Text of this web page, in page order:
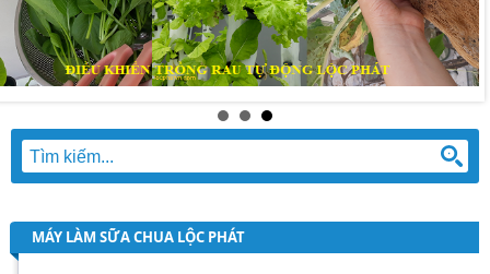
MÁY LÀM SỮA CHUA LỘC PHÁT